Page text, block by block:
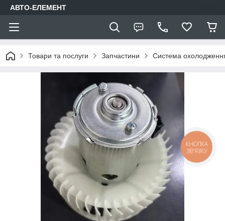
АВТО-ЕЛЕМЕНТ
Товари та послуги Запчастини Система
КНОПКА
ЗВ'ЯЗКУ